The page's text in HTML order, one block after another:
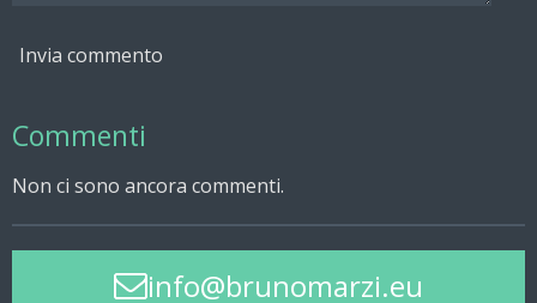
Invia commento
Commenti
Non ci sono ancora commenti.
info@brunomarzi.eu